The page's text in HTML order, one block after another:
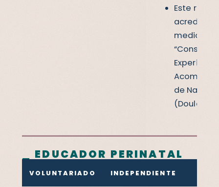
Este rubro
acredita
medio del
de
(Doula)”
_ EDUCADOR PERINATAL
VOLUNTARIADO INDEPENDIENTE